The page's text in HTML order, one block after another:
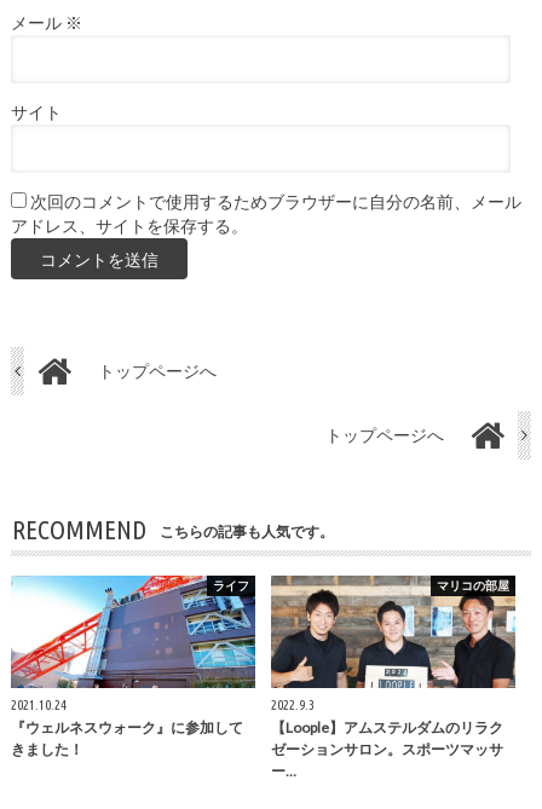
メール ※
サイト
次回のコメントで使用するためブラウザーに自分の名前、メール
アドレス、サイトを保存する。
トップページへ
トップページへ
RECOMMEND こちらの記事も人気です。
ライフ
2021.10.24
『ウェルネスウォーク』に参加して
きました！
マリコの部屋
2022.9.3
【Loople】アムステルダムのリラク
ゼーションサロン。スポーツマッサ
ー…